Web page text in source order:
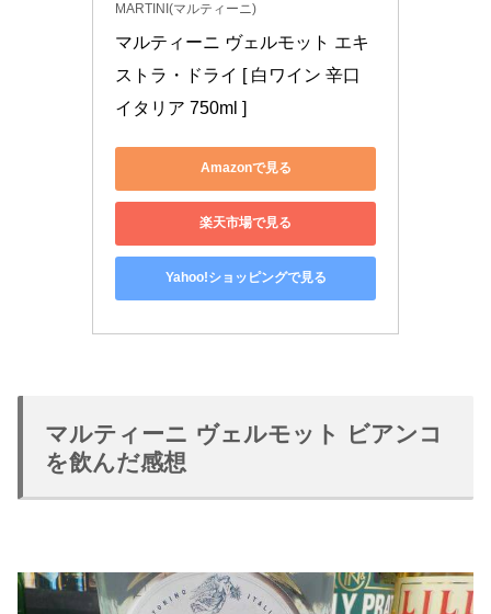
MARTINI(マルティーニ)
マルティーニ ヴェルモット エキ
ストラ・ドライ [ 白ワイン 辛口
イタリア 750ml ]
Amazonで見る
楽天市場で見る
Yahoo!ショッピングで見る
マルティーニ ヴェルモット ビアンコ
を飲んだ感想